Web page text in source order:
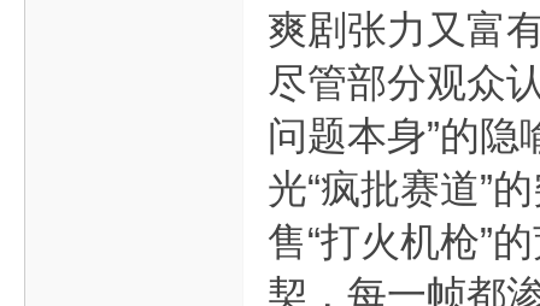
爽剧张力又富
尽管部分观众
问题本身”的隐
光“疯批赛道”
售“打火机枪”
契，每一帧都